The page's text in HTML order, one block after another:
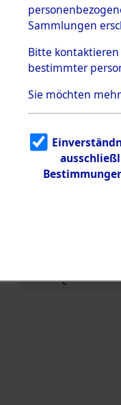
5.3
5.3.1
zu
en
5.3.2
g
5.3.3
e
Sammlungen
Bitte kontaktieren
bestimmter
Sie möchten